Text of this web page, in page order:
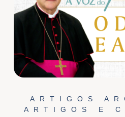
ARTIGOS
ARTIGOS E